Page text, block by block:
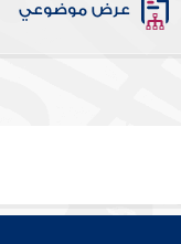
عرض موضوعي